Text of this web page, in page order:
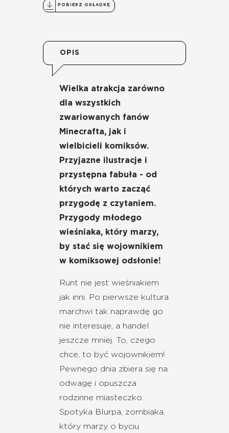
POBIERZ OKŁADKĘ
OPIS
Wielka atrakcja zarówno
dla wszystkich
zwariowanych fanów
Minecrafta, jak i
wielbicieli komiksów.
Przyjazne ilustracje i
przystępna fabuła - od
których warto zacząć
przygodę z czytaniem.
Przygody młodego
wieśniaka, który marzy,
by stać się wojownikiem
w komiksowej odsłonie!
Runt nie jest wieśniakiem
jak inni. Po pierwsze kultura
marchwi tak naprawdę go
nie interesuje, a handel
jeszcze mniej. To, czego
chce, to być wojownikiem!
Pewnego dnia zbiera się na
odwagę i opuszcza
rodzinne miasteczko.
Spotyka Blurpa, zombiaka,
który marzy o byciu